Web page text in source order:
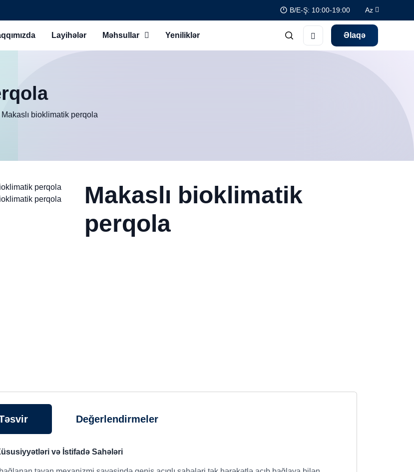
B/E-Ş: 10:00-19:00 Az
Layihələr Məhsullar Yeniliklər Əlaqə
Makaslı bioklimatik perqola
Makaslı bioklimatik
perqola
Değerlendirmeler
və İstifadə Sahələri